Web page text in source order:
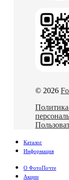
© 2026
Каталог
Информация
О ФотоПочте
Акции